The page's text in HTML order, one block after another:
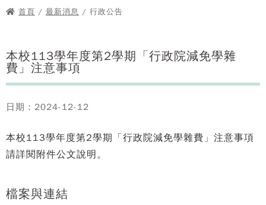
首頁 / 最新消息 / 行政公告
本校113學年度第2學期「行政院減免學雜
費」注意事項
日期：2024-12-12
本校113學年度第2學期「行政院減免學雜費」注意事項
請詳閱附件公文說明。
檔案與連結